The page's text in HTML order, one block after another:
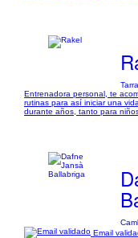
Entrenadora personal, te
rutinas para así iniciar una
durante años, tanto para
Email